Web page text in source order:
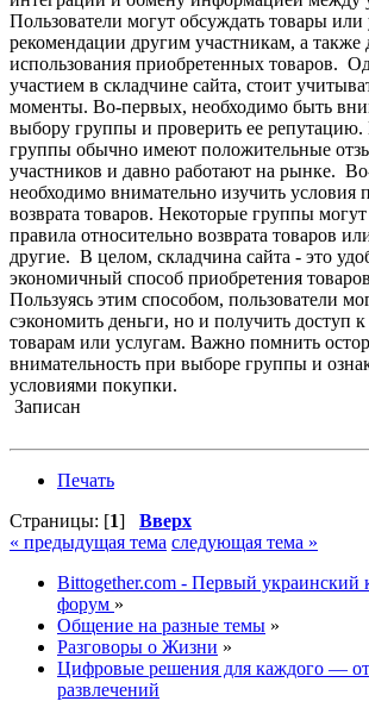
Пользователи могут обсуждать товары или
рекомендации другим участникам, а также
использования приобретенных товаров.
участием в складчине сайта, стоит
моменты. Во-первых, необходимо быть
выбору группы и проверить ее
группы обычно имеют положительные
участников и давно работают на рынке.
необходимо внимательно изучить условия
возврата товаров. Некоторые группы
правила относительно возврата товаров
другие. В целом, складчина сайта - это
экономичный способ приобретения
Пользуясь этим способом, пользователи
сэкономить деньги, но и получить доступ
товарам или услугам. Важно помнить
внимательность при выборе группы и
условиями покупки.
Записан
Печать
Страницы: [1] Вверх
« предыдущая тема следующая тема »
Bittogether.com - Первый украинский
форум »
Общение на разные темы »
Разговоры о Жизни »
Цифровые решения для каждого —
развлечений